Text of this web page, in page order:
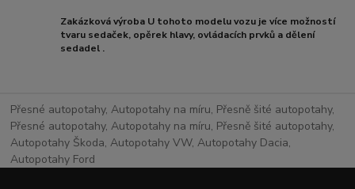
Zakázková výroba U tohoto modelu vozu je více možností
tvaru sedaček, opěrek hlavy, ovládacích prvků a dělení
sedadel .
Přesné autopotahy, Autopotahy na míru, Přesně šité autopotahy,
Přesné autopotahy, Autopotahy na míru, Přesně šité autopotahy,
Autopotahy Škoda, Autopotahy VW, Autopotahy Dacia,
Autopotahy Ford